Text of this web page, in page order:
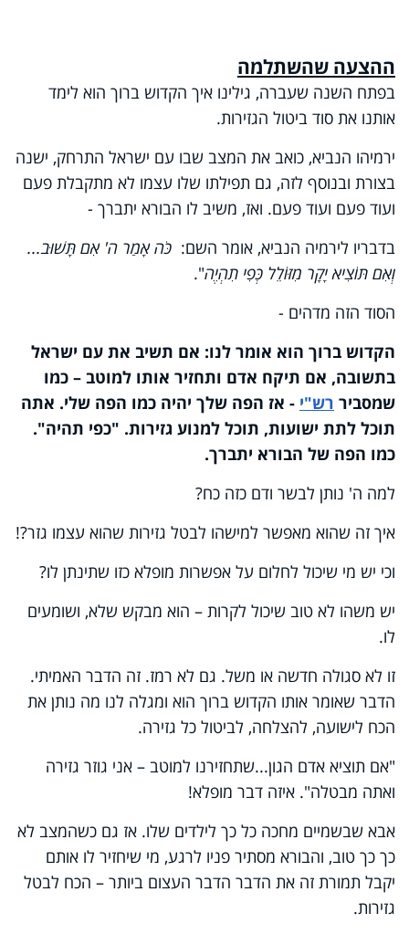
ההצעה שהשתלמה
בפתח השנה שעברה, גילינו איך הקדוש ברוך הוא לימד
אותנו את סוד ביטול הגזירות.
ירמיהו הנביא, כואב את המצב שבו עם ישראל התרחק, ישנה
בצורת ובנוסף לזה, גם תפילתו שלו עצמו לא מתקבלת פעם
ועוד פעם ועוד פעם. ואז, משיב לו הבורא יתברך -
בדבריו לירמיה הנביא, אומר השם: כֹּה אָמַר ה' אִם תָּשׁוּב...
וְאִם תּוֹצִיא יָקָר מִזּוֹלֵל כְּפִי תִהְיֶה".
הסוד הזה מדהים -
הקדוש ברוך הוא אומר לנו: אם תשיב את עם ישראל
בתשובה, אם תיקח אדם ותחזיר אותו למוטב – כמו
שמסביר רש"י - אז הפה שלך יהיה כמו הפה שלי. אתה
תוכל לתת ישועות, תוכל למנוע גזירות. "כפי תהיה".
כמו הפה של הבורא יתברך.
למה ה' נותן לבשר ודם כזה כח?
איך זה שהוא מאפשר למישהו לבטל גזירות שהוא עצמו גזר?!
וכי יש מי שיכול לחלום על אפשרות מופלא כזו שתינתן לו?
יש משהו לא טוב שיכול לקרות – הוא מבקש שלא, ושומעים
לו.
זו לא סגולה חדשה או משל. גם לא רמז. זה הדבר האמיתי.
הדבר שאומר אותו הקדוש ברוך הוא ומגלה לנו מה נותן את
הכח לישועה, להצלחה, לביטול כל גזירה.
"אם תוציא אדם הגון...שתחזירנו למוטב – אני גוזר גזירה
ואתה מבטלה". איזה דבר מופלא!
אבא שבשמיים מחכה כל כך לילדים שלו. אז גם כשהמצב לא
כך כך טוב, והבורא מסתיר פניו לרגע, מי שיחזיר לו אותם
יקבל תמורת זה את הדבר הדבר העצום ביותר – הכח לבטל
גזירות.